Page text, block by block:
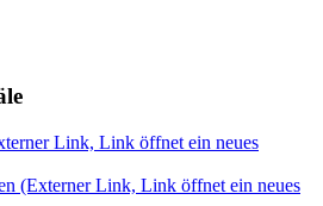
Link, Link öffnet ein neues
(Externer Link, Link öffnet ein neues